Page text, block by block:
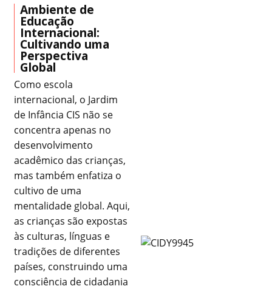
Ambiente de
Educação
Internacional:
Cultivando uma
Perspectiva
Global
Como escola
internacional, o Jardim
de Infância CIS não se
concentra apenas no
desenvolvimento
acadêmico das crianças,
mas também enfatiza o
cultivo de uma
mentalidade global. Aqui,
as crianças são expostas
às culturas, línguas e
tradições de diferentes
países, construindo uma
consciência de cidadania